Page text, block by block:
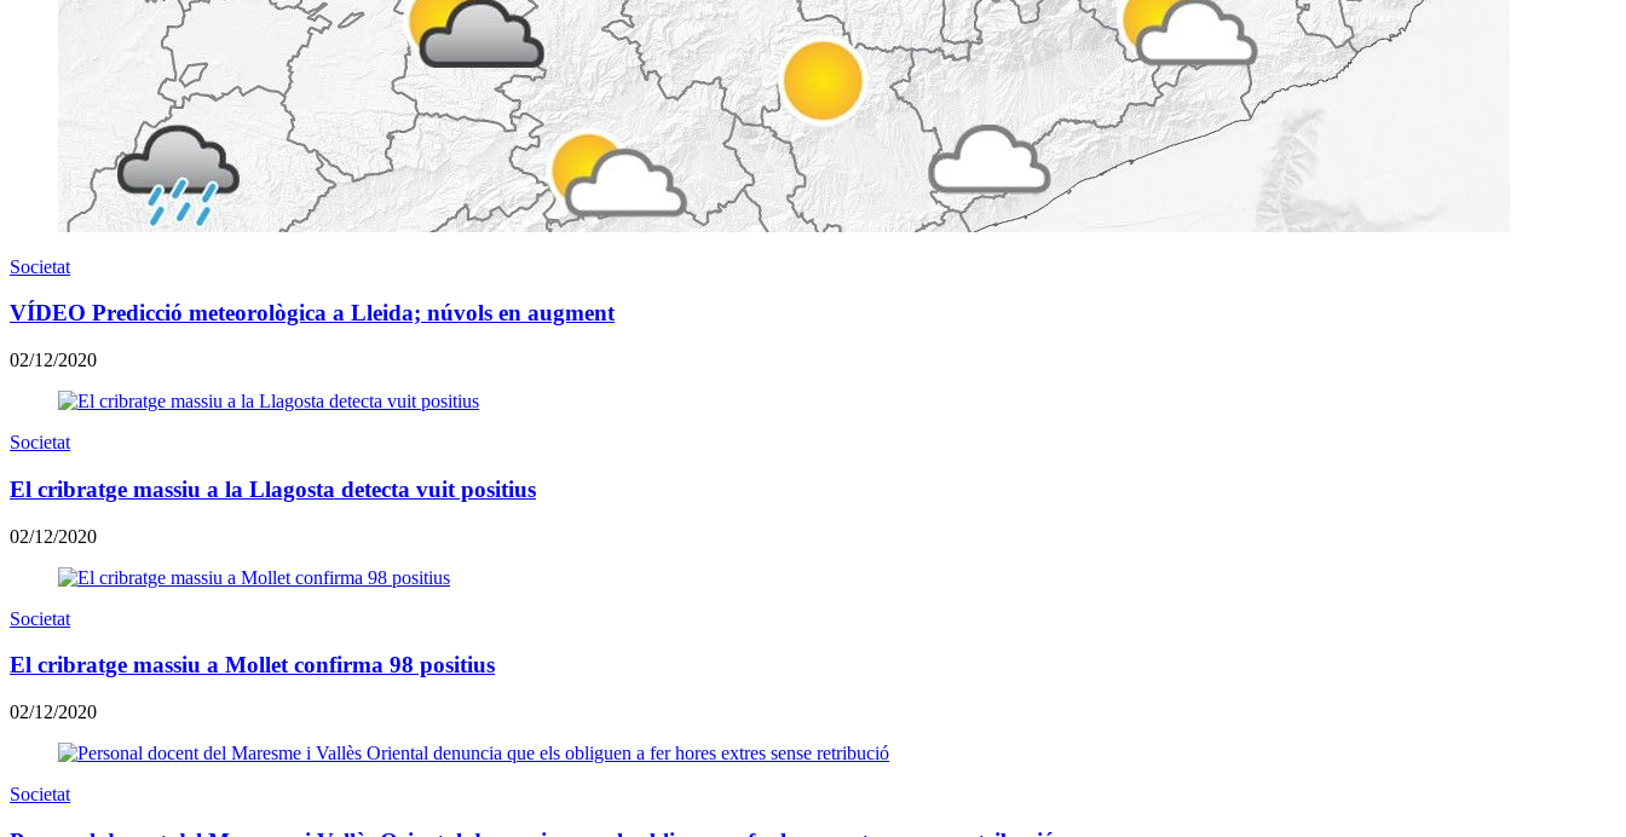
Societat
VÍDEO Predicció meteorològica a Lleida; núvols en augment
02/12/2020
Societat
El cribratge massiu a la Llagosta detecta vuit positius
02/12/2020
Societat
El cribratge massiu a Mollet confirma 98 positius
02/12/2020
Societat